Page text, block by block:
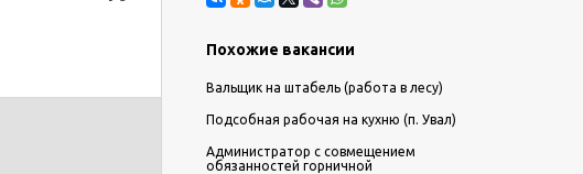
Похожие вакансии
Вальщик на штабель (работа в лесу)
Подсобная рабочая на кухню (п. Увал)
Администратор с совмещением
обязанностей горничной